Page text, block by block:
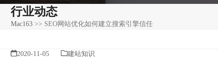
mobile
menu
mobile
menu
行业动态
Mac163 >> SEO网站优化如何建立搜索引擎信任
2020-11-05 建站知识